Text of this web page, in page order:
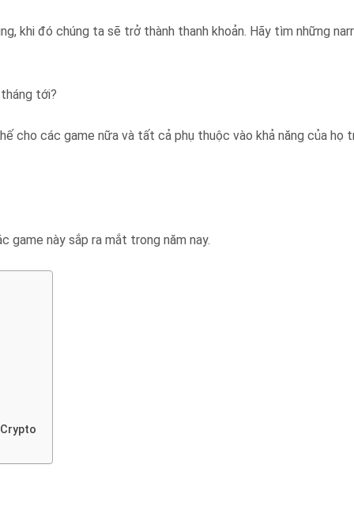
khi đó chúng ta sẽ trở thành thanh khoản. Hãy tìm những
tới?
cho các game nữa và tất cả phụ thuộc vào khả năng của họ
game này sắp ra mắt trong năm nay.